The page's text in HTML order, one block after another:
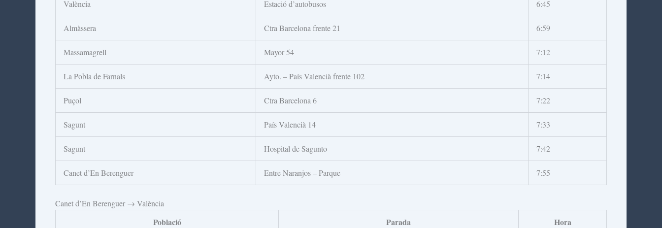
València Estació d’autobusos 6:45
Almàssera Ctra Barcelona frente 21 6:59
Massamagrell Mayor 54 7:12
La Pobla de Farnals Ayto. – País Valencià frente 102 7:14
Puçol Ctra Barcelona 6 7:22
Sagunt País Valencià 14 7:33
Sagunt Hospital de Sagunto 7:42
Canet d’En Berenguer Entre Naranjos – Parque 7:55
Canet d’En Berenguer → València
Població Parada Hora